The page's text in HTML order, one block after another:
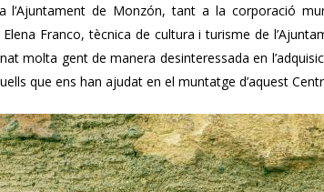
l’Ajuntament de Monzón, tant a la corporació
Franco, tècnica de cultura i turisme de
molta gent de manera desinteressada en
que ens han ajudat en el muntatge d’aquest